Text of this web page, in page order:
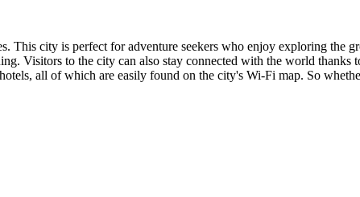
This city is perfect for adventure seekers who enjoy exploring the
Visitors to the city can also stay connected with the world thanks
all of which are easily found on the city's Wi-Fi map. So